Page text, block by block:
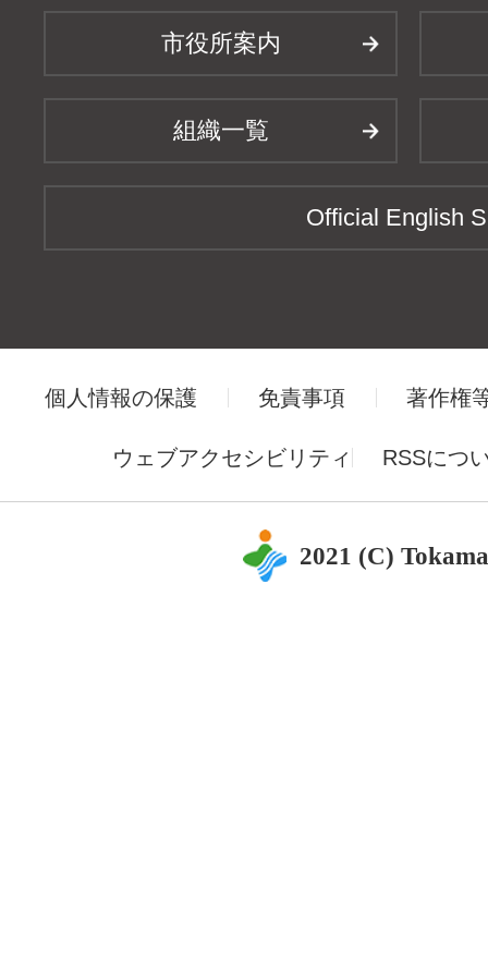
市役所案内
組織一覧
Official English
個人情報の保護 免責事項 著作権
ウェブアクセシビリティ RSSにつ
2021 (C)